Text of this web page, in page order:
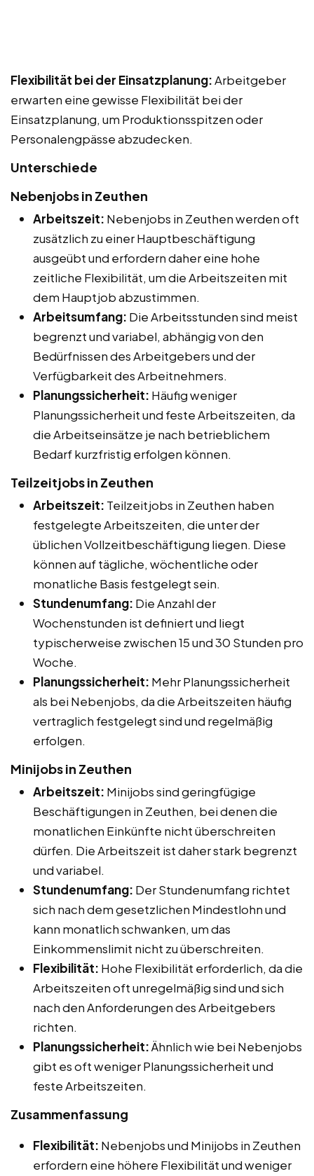
Flexibilität bei der Einsatzplanung:Arbeitgeber
erwarten eine gewisse Flexibilität bei der
Einsatzplanung, um Produktionsspitzen oder
Personalengpässe abzudecken.
Unterschiede
Nebenjobs in Zeuthen
Arbeitszeit: Nebenjobs in Zeuthen werden oft
zusätzlich zu einer Hauptbeschäftigung
ausgeübt und erfordern daher eine hohe
zeitliche Flexibilität, um die Arbeitszeiten mit
dem Hauptjob abzustimmen.
Arbeitsumfang: Die Arbeitsstunden sind meist
begrenzt und variabel, abhängig von den
Bedürfnissen des Arbeitgebers und der
Verfügbarkeit des Arbeitnehmers.
Planungssicherheit: Häufig weniger
Planungssicherheit und feste Arbeitszeiten, da
die Arbeitseinsätze je nach betrieblichem
Bedarf kurzfristig erfolgen können.
Teilzeitjobs in Zeuthen
Arbeitszeit: Teilzeitjobs in Zeuthen haben
festgelegte Arbeitszeiten, die unter der
üblichen Vollzeitbeschäftigung liegen. Diese
können auf tägliche, wöchentliche oder
monatliche Basis festgelegt sein.
Stundenumfang: Die Anzahl der
Wochenstunden ist definiert und liegt
typischerweise zwischen 15 und 30 Stunden pro
Woche.
Planungssicherheit: Mehr Planungssicherheit
als bei Nebenjobs, da die Arbeitszeiten häufig
vertraglich festgelegt sind und regelmäßig
erfolgen.
Minijobs in Zeuthen
Arbeitszeit: Minijobs sind geringfügige
Beschäftigungen in Zeuthen, bei denen die
monatlichen Einkünfte nicht überschreiten
dürfen. Die Arbeitszeit ist daher stark begrenzt
und variabel.
Stundenumfang: Der Stundenumfang richtet
sich nach dem gesetzlichen Mindestlohn und
kann monatlich schwanken, um das
Einkommenslimit nicht zu überschreiten.
Flexibilität: Hohe Flexibilität erforderlich, da die
Arbeitszeiten oft unregelmäßig sind und sich
nach den Anforderungen des Arbeitgebers
richten.
Planungssicherheit:Ähnlich wie bei Nebenjobs
gibt es oft weniger Planungssicherheit und
feste Arbeitszeiten.
Zusammenfassung
Flexibilität: Nebenjobs und Minijobs in Zeuthen
erfordern eine höhere Flexibilität und weniger